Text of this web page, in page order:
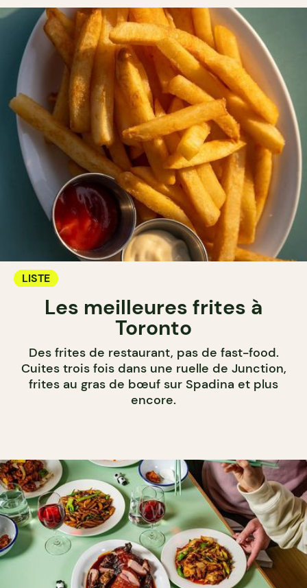
LISTE
Les meilleures frites à
Toronto
Des frites de restaurant, pas de fast-food.
Cuites trois fois dans une ruelle de Junction,
frites au gras de bœuf sur Spadina et plus
encore.